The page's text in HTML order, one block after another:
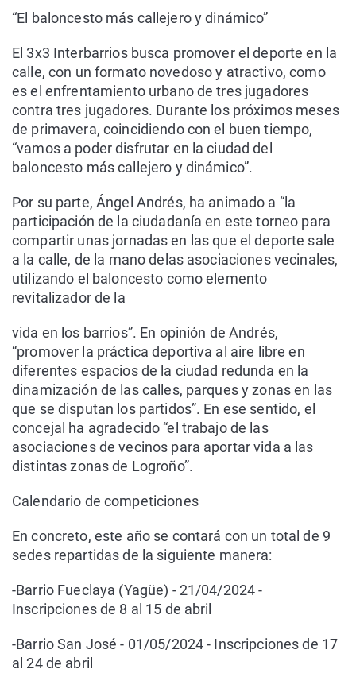
“El baloncesto más callejero y dinámico”
El 3x3 Interbarrios busca promover el deporte en la
calle, con un formato novedoso y atractivo, como
es el enfrentamiento urbano de tres jugadores
contra tres jugadores. Durante los próximos meses
de primavera, coincidiendo con el buen tiempo,
“vamos a poder disfrutar en la ciudad del
baloncesto más callejero y dinámico”.
Por su parte, Ángel Andrés, ha animado a “la
participación de la ciudadanía en este torneo para
compartir unas jornadas en las que el deporte sale
a la calle, de la mano delas asociaciones vecinales,
utilizando el baloncesto como elemento
revitalizador de la
vida en los barrios”. En opinión de Andrés,
“promover la práctica deportiva al aire libre en
diferentes espacios de la ciudad redunda en la
dinamización de las calles, parques y zonas en las
que se disputan los partidos”. En ese sentido, el
concejal ha agradecido “el trabajo de las
asociaciones de vecinos para aportar vida a las
distintas zonas de Logroño”.
Calendario de competiciones
En concreto, este año se contará con un total de 9
sedes repartidas de la siguiente manera:
-Barrio Fueclaya (Yagüe) - 21/04/2024 -
Inscripciones de 8 al 15 de abril
-Barrio San José - 01/05/2024 - Inscripciones de 17
al 24 de abril